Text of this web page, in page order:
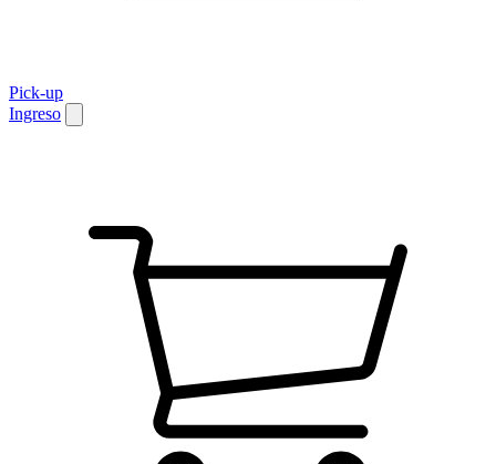
Pick-up
Ingreso